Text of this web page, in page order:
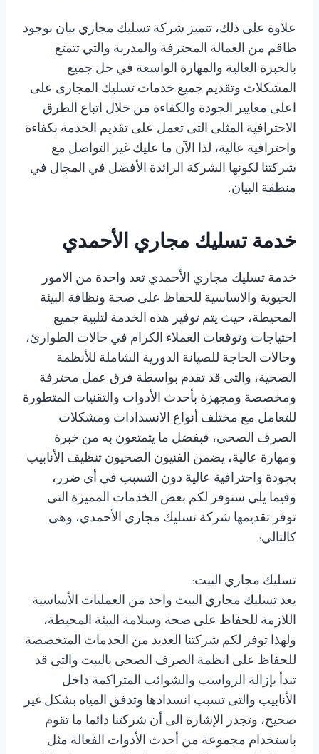
علاوة على ذلك، تتميز شركة تسليك مجاري بيان بوجود
طاقم من العمالة المحترفة والمدربة والتي تتمتع
بالخبرة العالية والمهارة الواسعة في حل جميع
المشكلات وتقديم جميع خدمات تسليك المجارى على
اعلى معايير الجودة والكفاءة من خلال اتباع الطرق
الاحترافية المثلى التى تعمل على تقديم الخدمة بكفاءة
واحترافية عالية، لذا الآن ما عليك غير التواصل مع
شركتنا لكونها الشركة الرائدة الأفضل في المجال في
منطقة البيان.
خدمة تسليك مجاري الأحمدي
خدمة تسليك مجاري الأحمدي تعد واحدة من الامور
الحيوية والاساسية للحفاظ على صحة ونظافة البيئة
المحيطة، حيث يتم توفير هذه الخدمة لتلبية جميع
احتياجات وتوقعات العملاء الكرام في حالات الطوارئ،
وحالات الحاجة للصيانة الدورية الشاملة للأنظمة
الصحية، والتى قد تقدم بواسطة فرق عمل محترفة
ومخصصة ومجهزة بأحدث الأدوات والتقنيات المتطورة
للتعامل مع مختلف أنواع الانسدادات ومشكلات
الصرف الصحي، فبفضل ما يتمتعون به من خبرة
ومهارة عالية، يضمن الفنيون الصحيون تنظيف الأنابيب
بجودة واحترافية عالية دون التسبب في أي ضرر،
وفيما يلي سنوفر لكم بعض الخدمات المميزة التى
توفر تقديمها شركة تسليك مجاري الأحمدي، وهى
كالتالي:
تسليك مجاري البيت:
يعد تسليك مجاري البيت واحد من العمليات الأساسية
اللازمة للحفاظ على صحة وسلامة البيئة المحيطة،
ولهذا توفر لكم شركتنا العديد من الخدمات المتخصصة
للحفاظ على انظمة الصرف الصحى بالبيت والتى قد
تبدأ بإزالة الرواسب والشوائب المتراكمة داخل
الأنابيب والتى تسبب انسدادها وتدفق المياه بشكل غير
صحيح، وتجدر الإشارة الى أن شركتنا دائما ما تقوم
باستخدام مجموعة من أحدث الأدوات الفعالة مثل